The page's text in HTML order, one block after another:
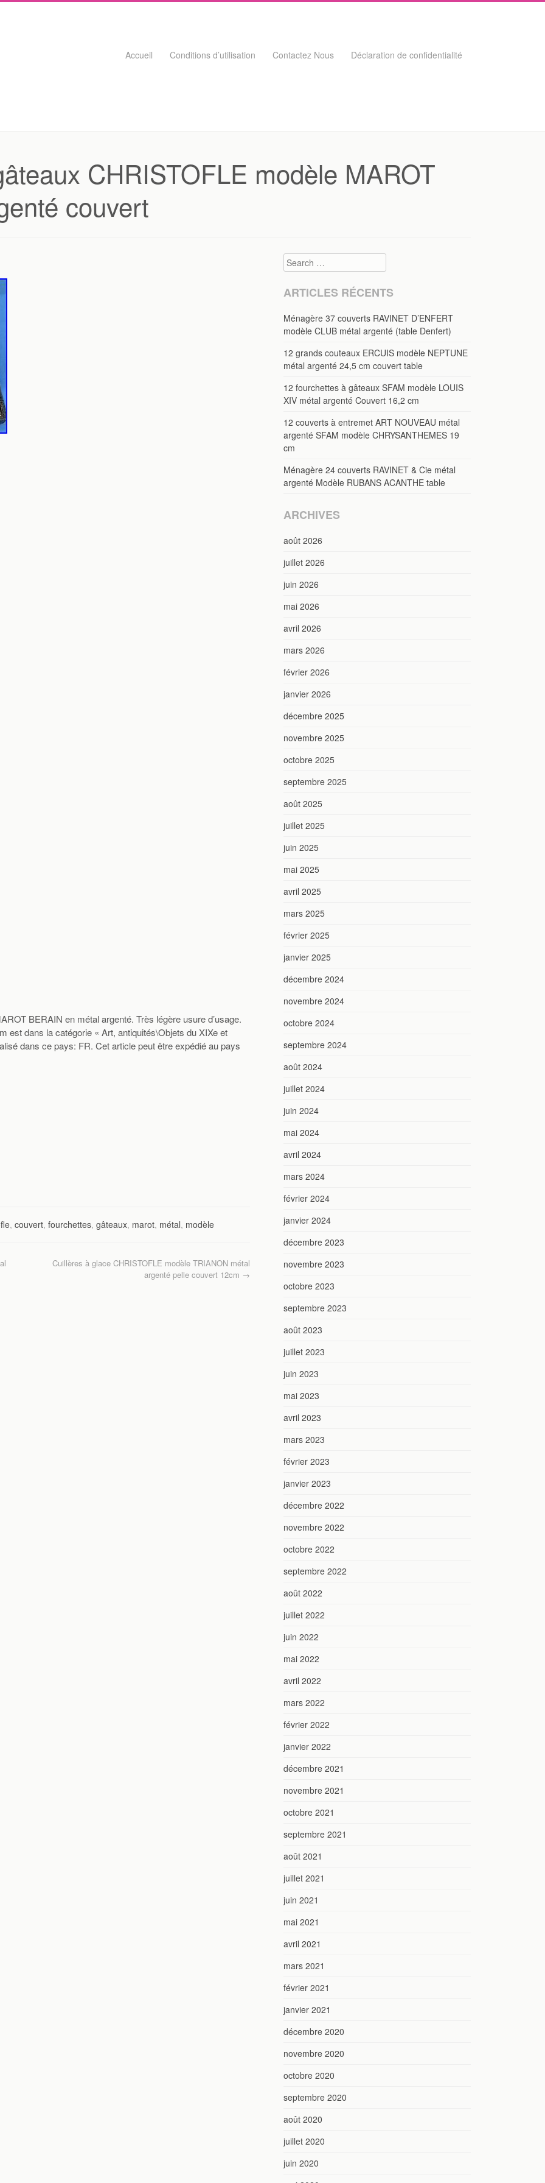
Skip to content
Accueil Conditions d’utilisation Contactez Nous Déclaration de confidentialité
CHRISTOFLE modèle MAROT
couvert
BERAIN en métal argenté. Très légère usure d’usage.
est dans la catégorie « Art, antiquités\Objets du XIXe et
dans ce pays: FR. Cet article peut être expédié au pays
, couvert, fourchettes, gâteaux, marot, métal, modèle
Cuillères à glace CHRISTOFLE modèle TRIANON métal
argenté pelle couvert 12cm →
Search
ARTICLES RÉCENTS
Ménagère 37 couverts RAVINET D’ENFERT
modèle CLUB métal argenté (table Denfert)
12 grands couteaux ERCUIS modèle NEPTUNE
métal argenté 24,5 cm couvert table
12 fourchettes à gâteaux SFAM modèle LOUIS
XIV métal argenté Couvert 16,2 cm
12 couverts à entremet ART NOUVEAU métal
argenté SFAM modèle CHRYSANTHEMES 19
cm
Ménagère 24 couverts RAVINET & Cie métal
argenté Modèle RUBANS ACANTHE table
ARCHIVES
août 2026
juillet 2026
juin 2026
mai 2026
avril 2026
mars 2026
février 2026
janvier 2026
décembre 2025
novembre 2025
octobre 2025
septembre 2025
août 2025
juillet 2025
juin 2025
mai 2025
avril 2025
mars 2025
février 2025
janvier 2025
décembre 2024
novembre 2024
octobre 2024
septembre 2024
août 2024
juillet 2024
juin 2024
mai 2024
avril 2024
mars 2024
février 2024
janvier 2024
décembre 2023
novembre 2023
octobre 2023
septembre 2023
août 2023
juillet 2023
juin 2023
mai 2023
avril 2023
mars 2023
février 2023
janvier 2023
décembre 2022
novembre 2022
octobre 2022
septembre 2022
août 2022
juillet 2022
juin 2022
mai 2022
avril 2022
mars 2022
février 2022
janvier 2022
décembre 2021
novembre 2021
octobre 2021
septembre 2021
août 2021
juillet 2021
juin 2021
mai 2021
avril 2021
mars 2021
février 2021
janvier 2021
décembre 2020
novembre 2020
octobre 2020
septembre 2020
août 2020
juillet 2020
juin 2020